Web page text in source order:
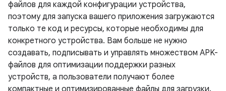
файлов для каждой конфигурации устройства,
поэтому для запуска вашего приложения загружаются
только те код и ресурсы, которые необходимы для
конкретного устройства. Вам больше не нужно
создавать, подписывать и управлять множеством APK-
файлов для оптимизации поддержки разных
устройств, а пользователи получают более
компактные и оптимизированные файлы для загрузки.